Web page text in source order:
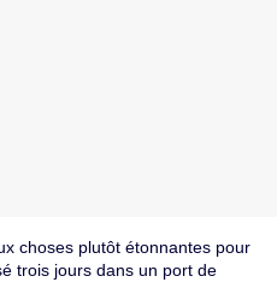
choses plutôt étonnantes pour
trois jours dans un port de